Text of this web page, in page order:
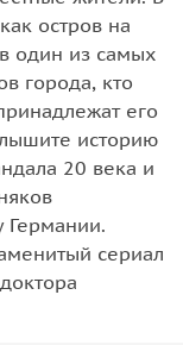
остров на
один из самых
города, кто
его
историю
20 века и
Германии.
сериал